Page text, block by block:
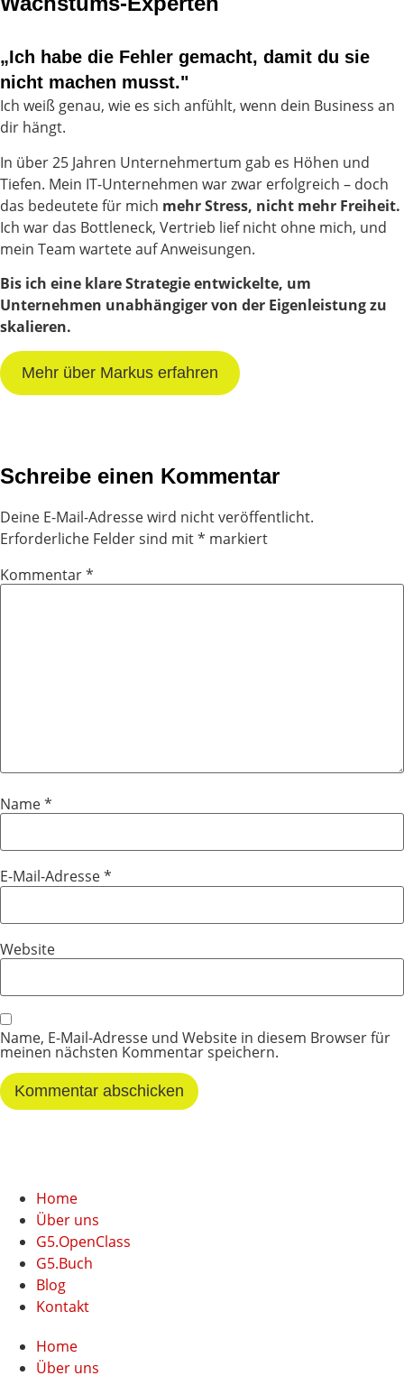
„Ich habe die Fehler gemacht, damit du sie
nicht machen musst."
Ich weiß genau, wie es sich anfühlt, wenn dein Business an
dir hängt.
In über 25 Jahren Unternehmertum gab es Höhen und
Tiefen. Mein IT-Unternehmen war zwar erfolgreich – doch
das bedeutete für mich mehr Stress, nicht mehr Freiheit.
Ich war das Bottleneck, Vertrieb lief nicht ohne mich, und
mein Team wartete auf Anweisungen.
Bis ich eine klare Strategie entwickelte, um
Unternehmen unabhängiger von der Eigenleistung zu
skalieren.
Mehr über Markus erfahren
Schreibe einen Kommentar
Deine E-Mail-Adresse wird nicht veröffentlicht.
Erforderliche Felder sind mit* markiert
Kommentar*
Name*
E-Mail-Adresse*
Website
Name, E-Mail-Adresse und Website in diesem Browser für
meinen nächsten Kommentar speichern.
Home
Über uns
G5.OpenClass
G5.Buch
Blog
Kontakt
Home
Über uns